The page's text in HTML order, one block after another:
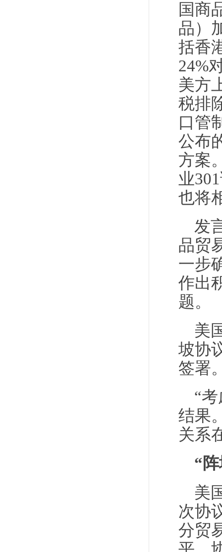
国商
品）
括香
24%
美方
税排
口管
公布
方案
业
也将
发
品贸
一步
作出
题。
美
坡协
签署
“
结果
关系
“
美
次协
分贸